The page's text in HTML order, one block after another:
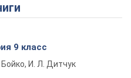
Play Video
9 класс
И. Л. Дитчук